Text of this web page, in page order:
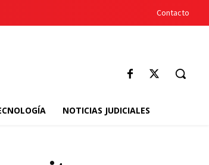
Contacto
NOTICIAS JUDICIALES